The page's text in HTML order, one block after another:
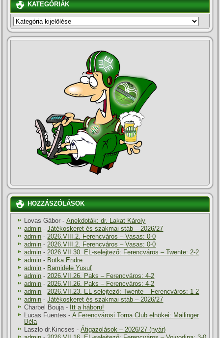
KATEGÓRIÁK
KATEGÓRIÁK
HOZZÁSZÓLÁSOK
Lovas Gábor -Anekdoták: dr. Lakat Károly
admin -Játékoskeret és szakmai stáb – 2026/27
admin - 2026.VIII.2. Ferencváros – Vasas: 0-0
admin - 2026.VIII.2. Ferencváros – Vasas: 0-0
admin - 2026.VII.30. EL-selejtező: Ferencváros – Twente: 2-2
admin - Botka Endre
admin - Bamidele Yusuf
admin - 2026.VII.26. Paks – Ferencváros: 4-2
admin - 2026.VII.26. Paks – Ferencváros: 4-2
admin - 2026.VII.23. EL-selejtező: Twente – Ferencváros: 1-2
admin -Játékoskeret és szakmai stáb – 2026/27
Charbel Bouja - Itt a háboru!
Lucas Fuentes -A Ferencvárosi Torna Club elnökei: Mailinger
Béla
Laszlo dr.Kincses -Átigazolások – 2026/27 (nyár)